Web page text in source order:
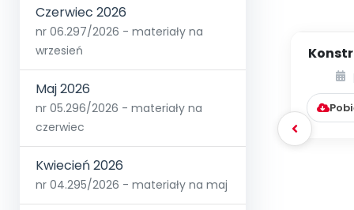
Czerwiec 2026
nr 06.297/2026 - materiały na
wrzesień
Maj 2026
nr 05.296/2026 - materiały na
czerwiec
Kwiecień 2026
nr 04.295/2026 - materiały na maj
[PBP